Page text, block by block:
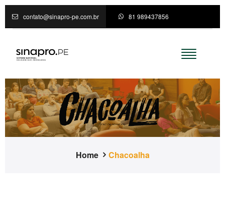
contato@sinapro-pe.com.br 81 989437856
Home Chacoalha